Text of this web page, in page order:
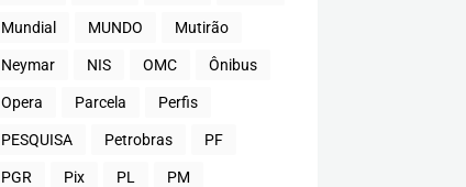
Mundial MUNDO Mutirão
Neymar NIS OMC Ônibus
Opera Parcela Perfis
PESQUISA Petrobras PF
PGR Pix PL PM